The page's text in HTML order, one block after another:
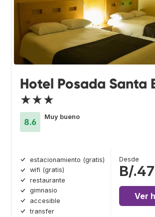
Hotel Posada Santa
★★★
8.6
Muy bueno
estacionamiento (gratis)
wifi (gratis)
restaurante
gimnasio
accesible
transfer
Desde
B/.47
Ver